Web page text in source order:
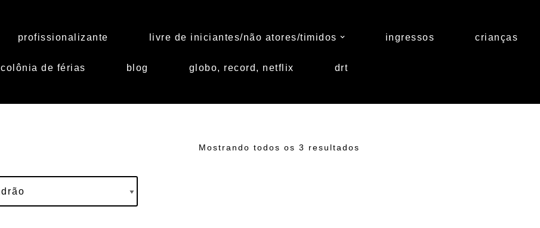
profissionalizante livre de iniciantes/não atores/timidos ingressos crianças
colônia de férias blog globo, record, netflix drt
Mostrando todos os 3 resultados